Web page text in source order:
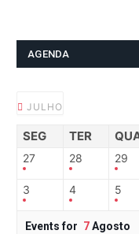
AGENDA
JULHO
SEG TER
27 28 29
3 4 5
Events for 7Agosto